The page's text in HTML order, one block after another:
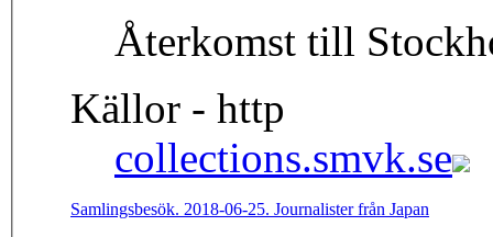
Återkomst till
Källor - http
collections.smvk.se
Samlingsbesök. 2018-06-25. Journalister från Japan